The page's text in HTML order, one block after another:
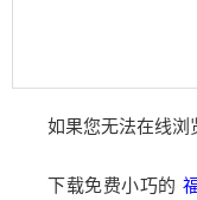
如果您无法在线浏
下载免费小巧的